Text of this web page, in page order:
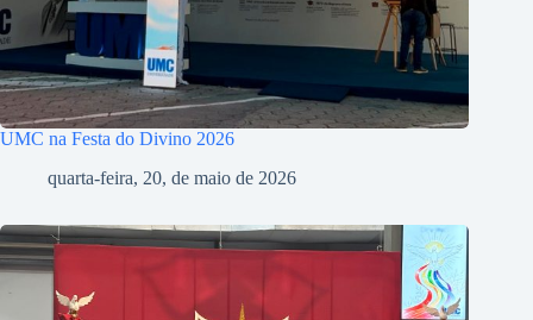
UMC na Festa do Divino 2026
quarta-feira, 20, de maio de 2026